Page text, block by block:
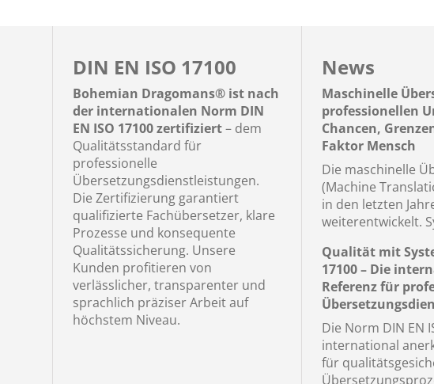
DIN EN ISO 17100
Bohemian Dragomans® ist nach
der internationalen Norm DIN
EN ISO 17100 zertifiziert– dem
Qualitätsstandard für
professionelle
Übersetzungsdienstleistungen.
Die Zertifizierung garantiert
qualifizierte Fachübersetzer, klare
Prozesse und konsequente
Qualitätssicherung. Unsere
Kunden profitieren von
verlässlicher, transparenter und
sprachlich präziser Arbeit auf
höchstem Niveau.
News
Maschinelle
professionellen
Chancen,
Faktor Mensch
Die maschinelle
(Machine
in den letzten
weiterentwickelt.
Qualität mit
17100 – Die
Referenz für
Die Norm DIN EN
international
für